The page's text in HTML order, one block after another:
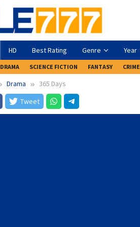
HD Best Rating Genre Year
DRAMA SCIENCE FICTION FANTASY CRIME
Drama
365 Days
Tweet